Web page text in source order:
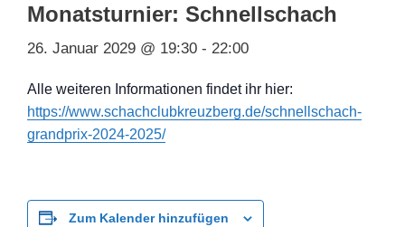
Monatsturnier: Schnellschach
26. Januar 2029 @ 19:30 - 22:00
Alle weiteren Informationen findet ihr hier:
https://www.schachclubkreuzberg.de/schnellschach-
grandprix-2024-2025/
Zum Kalender hinzufügen